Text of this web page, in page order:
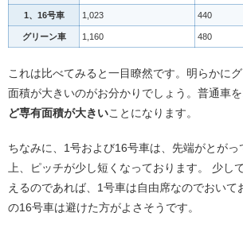
1、16号車 1,023 440
グリーン車 1,160 480
これは比べてみると一目瞭然です。明らかに
面積が大きいのがお分かりでしょう。普通車を
ど専有面積が大きいことになります。
ちなみに、1号および16号車は、先端がとが
上、ピッチが少し短くなっております。 少し
えるのであれば、1号車は自由席なのでおいて
の16号車は避けた方がよさそうです。